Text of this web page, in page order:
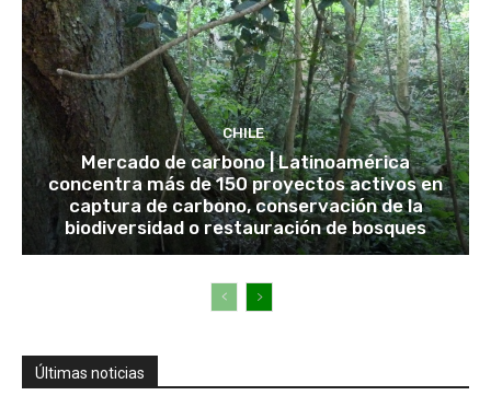
CHILE
Mercado de carbono | Latinoamérica
concentra más de 150 proyectos activos en
captura de carbono, conservación de la
biodiversidad o restauración de bosques
Últimas noticias